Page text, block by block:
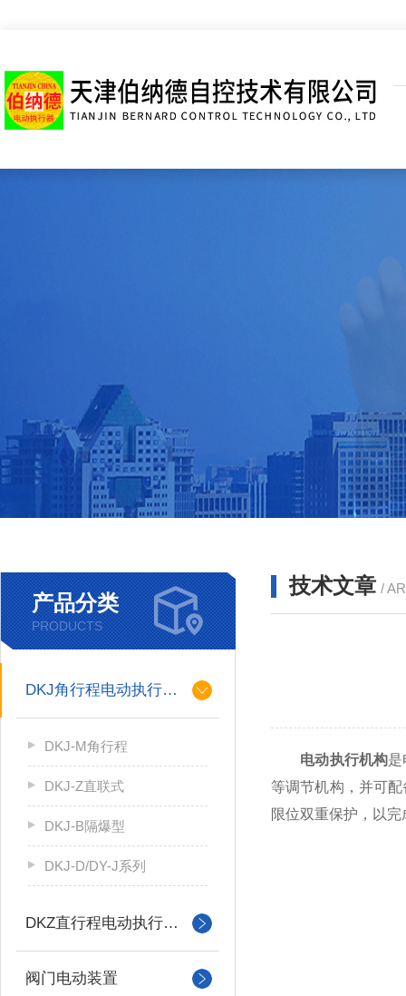
产品分类
PRODUCTS
DKJ角行程电动执行机构
DKJ-M角行程
DKJ-Z直联式
DKJ-B隔爆型
DKJ-D/DY-J系列
DKZ直行程电动执行机构
阀门电动装置
技术文章 /
电动执行机构是
等调节机构，并可
限位双重保护，以